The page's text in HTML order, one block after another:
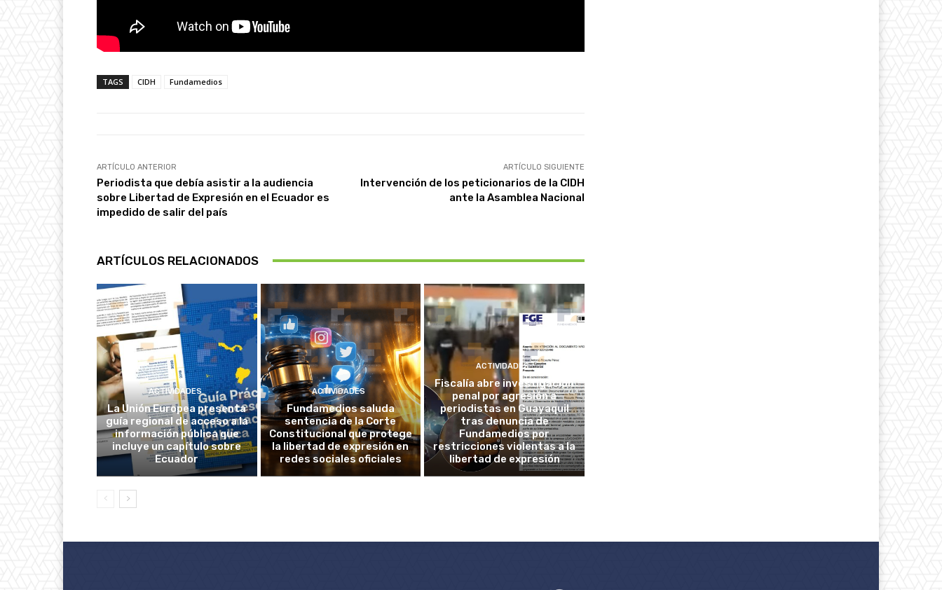
TAGS CIDH Fundamedios
ARTÍCULO ANTERIOR
Periodista que debía asistir a la audiencia
sobre Libertad de Expresión en el Ecuador es
impedido de salir del país
ARTÍCULO SIGUIENTE
Intervención de los peticionarios de la CIDH
ante la Asamblea Nacional
ARTÍCULOS RELACIONADOS
ACTIVIDADES
La Unión Europea presenta
guía regional de acceso a la
información pública que
incluye un capítulo sobre
Ecuador
ACTIVIDADES
Fundamedios saluda
sentencia de la Corte
Constitucional que protege
la libertad de expresión en
redes sociales oficiales
ACTIVIDADES
Fiscalía abre investigación
penal por agresión a
periodistas en Guayaquil
tras denuncia de
Fundamedios por
restricciones violentas a la
libertad de expresión